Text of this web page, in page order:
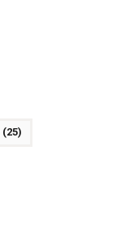
(25)